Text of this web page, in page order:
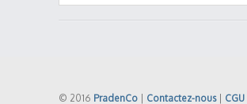
© 2016 PradenCo Contactez-nous| CGU